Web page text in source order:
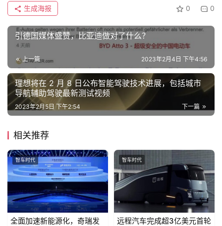
家
车
讯
快
报
栏
吉
开
T
a
l
0 0
生成海报
引德国媒体盛赞，比亚迪做对了什么？
上一篇 2023年2月4日 下午4:56
理想将在 2 月 8 日公布智能驾驶技术进展，包括城市
导航辅助驾驶最新测试视频
下一篇
2023年2月5日 下午2:54
相关推荐
智车时代
全面加速新能源化，奇瑞发
智车时代
远程汽车完成超3亿美元首轮